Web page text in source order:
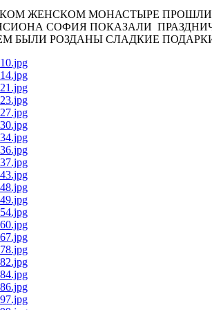
ЖЕНСКОМ МОНАСТЫРЕ
СОФИЯ ПОКАЗАЛИ
БЫЛИ РОЗДАНЫ СЛАДКИЕ